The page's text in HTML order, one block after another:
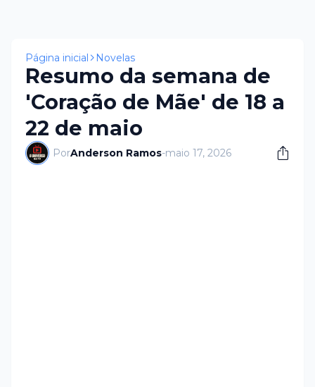
Página inicial Novelas
Resumo da semana de
'Coração de Mãe' de 18 a
22 de maio
PorAnderson Ramos-maio 17, 2026